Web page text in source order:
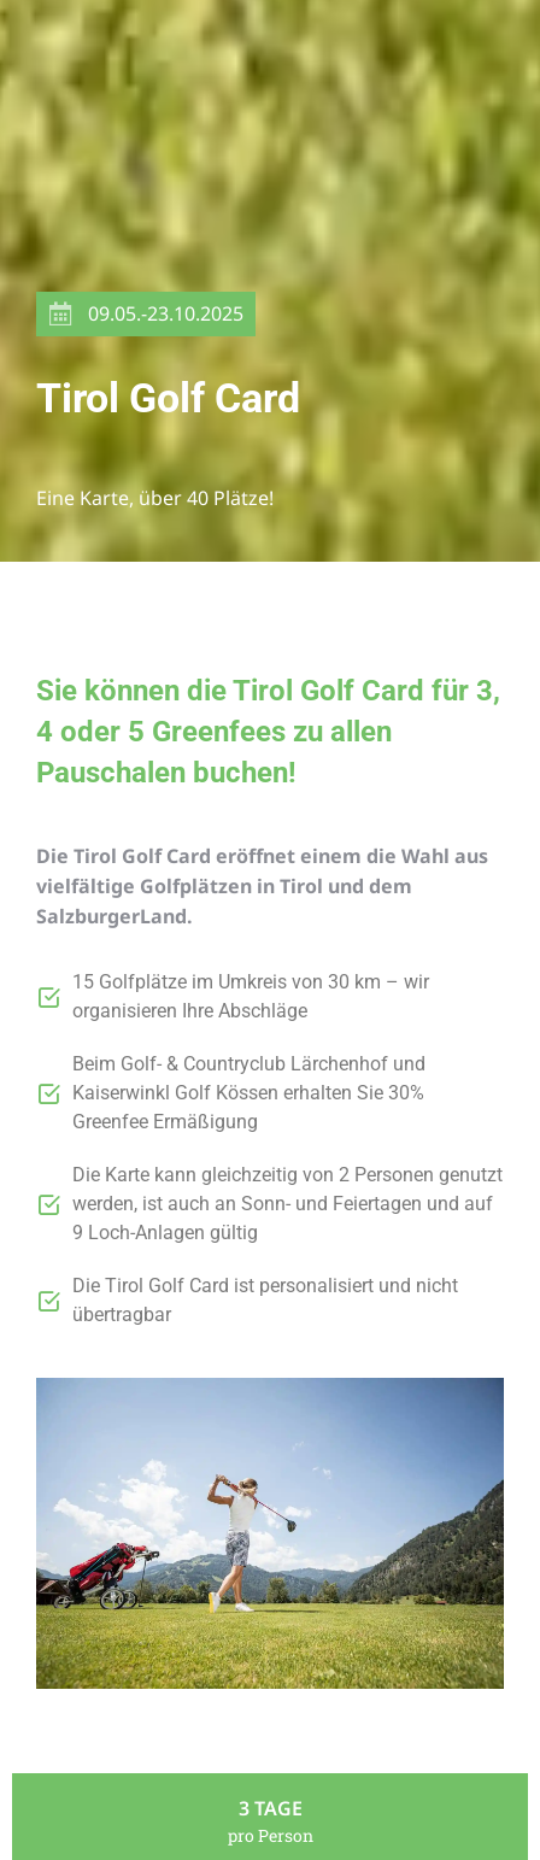
09.05.-23.10.2025
Tirol Golf Card
Eine Karte, über 40 Plätze!
Sie können die Tirol Golf Card für 3,
4 oder 5 Greenfees zu allen
Pauschalen buchen!
Die Tirol Golf Card eröffnet einem die Wahl aus
vielfältige Golfplätzen in Tirol und dem
SalzburgerLand.
15 Golfplätze im Umkreis von 30 km – wir
organisieren Ihre Abschläge
Beim Golf- & Countryclub Lärchenhof und
Kaiserwinkl Golf Kössen erhalten Sie 30%
Greenfee Ermäßigung
Die Karte kann gleichzeitig von 2 Personen genutzt
werden, ist auch an Sonn- und Feiertagen und auf
9 Loch-Anlagen gültig
Die Tirol Golf Card ist personalisiert und nicht
übertragbar
3 TAGE
pro Person